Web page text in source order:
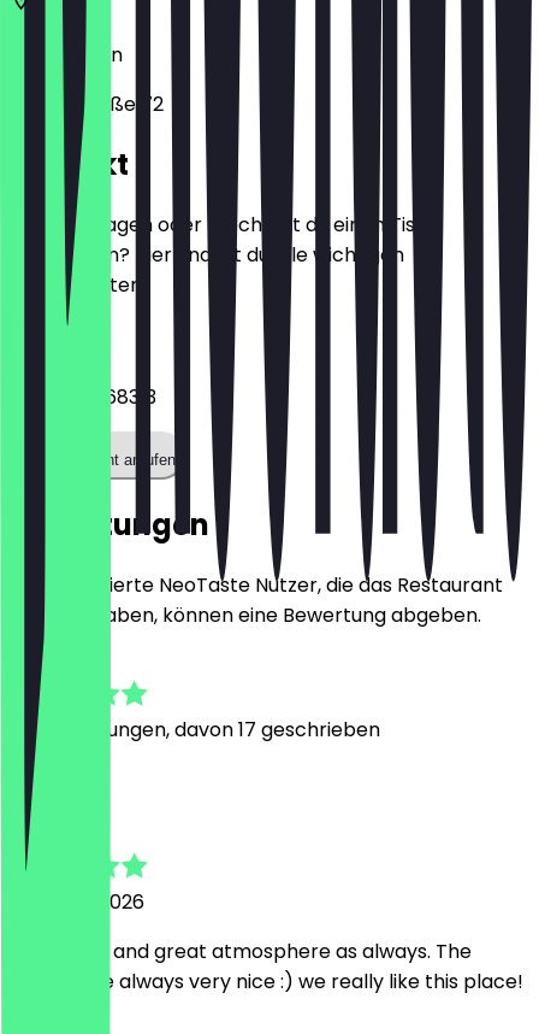
14057
Berlin
Wundtstraße 72
Kontakt
Hast du Fragen oder möchtest du einen Tisch
reservieren? Hier findest du alle wichtigen
Kontaktdaten.
+4915901068313
Restaurant anrufen
Bewertungen
Nur registrierte NeoTaste Nutzer, die das Restaurant
besucht haben, können eine Bewertung abgeben.
Bewertungen, davon 17 geschrieben
Tsvetelina
2. August 2026
Very tasty and great atmosphere as always. The
people are always very nice :) we really like this place!